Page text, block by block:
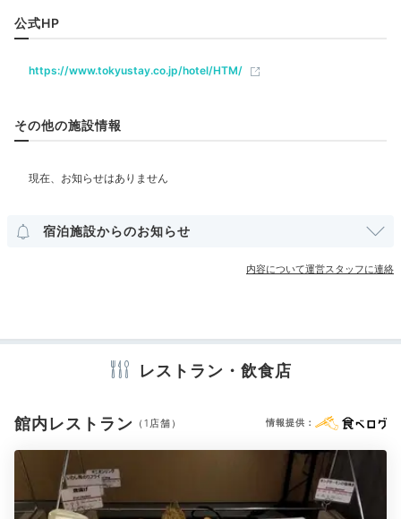
温泉大浴場 瓢箪の湯
檜の香りに包まれ、日本庭園を眺めつつリラックス。歩
き疲れた体をほぐしましょ。
よ。
ら温泉に入れて、とても気持ち良かったです。
Dinner
17:30
郷土料理も並ぶ
レストラン
ベビー＆子供関連
部屋情報
シャンプー コンディショナー ボディソープ バスタオル
キッチン 電子レンジ
※設備・アメニティは、確認が取れている情報を表示しています。
公式HP
https://www.tokyustay.co.jp/hotel/HTM/
その他の施設情報
宿泊施設からのお知らせ
内容について運営スタッフに連絡
レストラン・飲食店
館内レストラン （1店舗） 情報提供：